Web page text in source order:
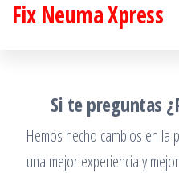
SaltarFix Neuma Xpress
Si te preguntas
Hemos hecho cambios en
una mejor experiencia y